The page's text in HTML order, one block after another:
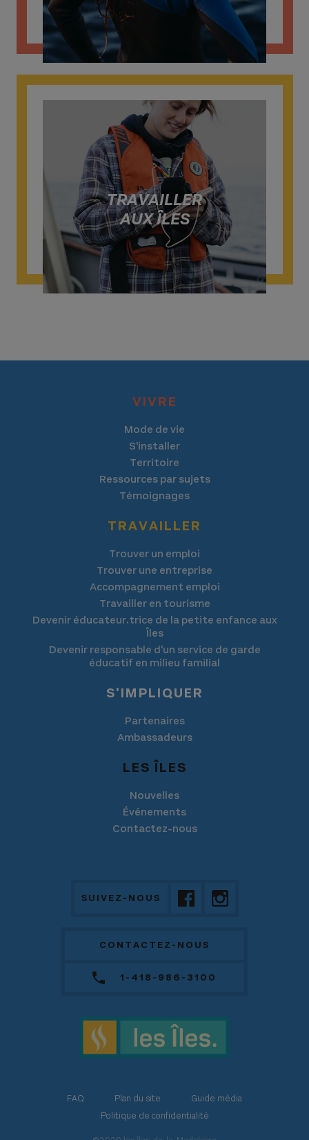
TRAVAILLER
AUX ÎLES
VIVRE
Mode de vie
S'installer
Territoire
Ressources par sujets
Témoignages
TRAVAILLER
Trouver un emploi
Trouver une entreprise
Accompagnement emploi
Travailler en tourisme
Devenir éducateur.trice de la petite enfance aux
Îles
Devenir responsable d'un service de garde
éducatif en milieu familial
S'IMPLIQUER
Partenaires
Ambassadeurs
LES ÎLES
Nouvelles
Événements
Contactez-nous
SUIVEZ-NOUS
CONTACTEZ-NOUS
1-418-986-3100
FAQ Plan du site
Guide média
Politique de confidentialité